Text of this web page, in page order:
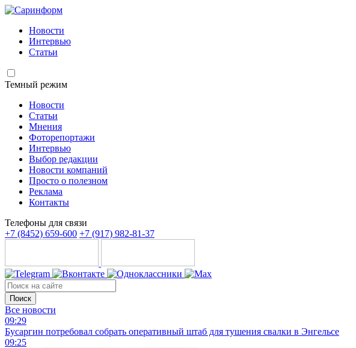
Новости
Интервью
Статьи
Темный режим
Новости
Статьи
Мнения
Фоторепортажи
Интервью
Выбор редакции
Новости компаний
Просто о полезном
Реклама
Контакты
Телефоны для связи
+7 (8452) 659-600 +7 (917) 982-81-37
Поиск
Все новости
09:29
Бусаргин потребовал собрать оперативный штаб для тушения свалки в Энгельсе
09:25